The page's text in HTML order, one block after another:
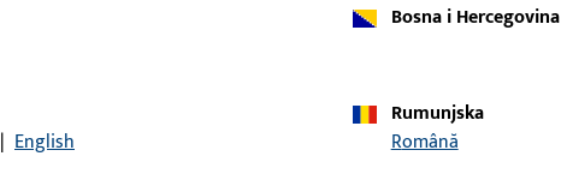
9-42683-00-0-1 | Pokrivna kapa | Pokr. kapa kutnog ležaja UNI-JET
9-42683-00-0-3 | Pokrivna kapa | Pokr. kapa kutnog ležaja UNI-JET
Bosna i Hercegovina
| English
Rumunjska
Română